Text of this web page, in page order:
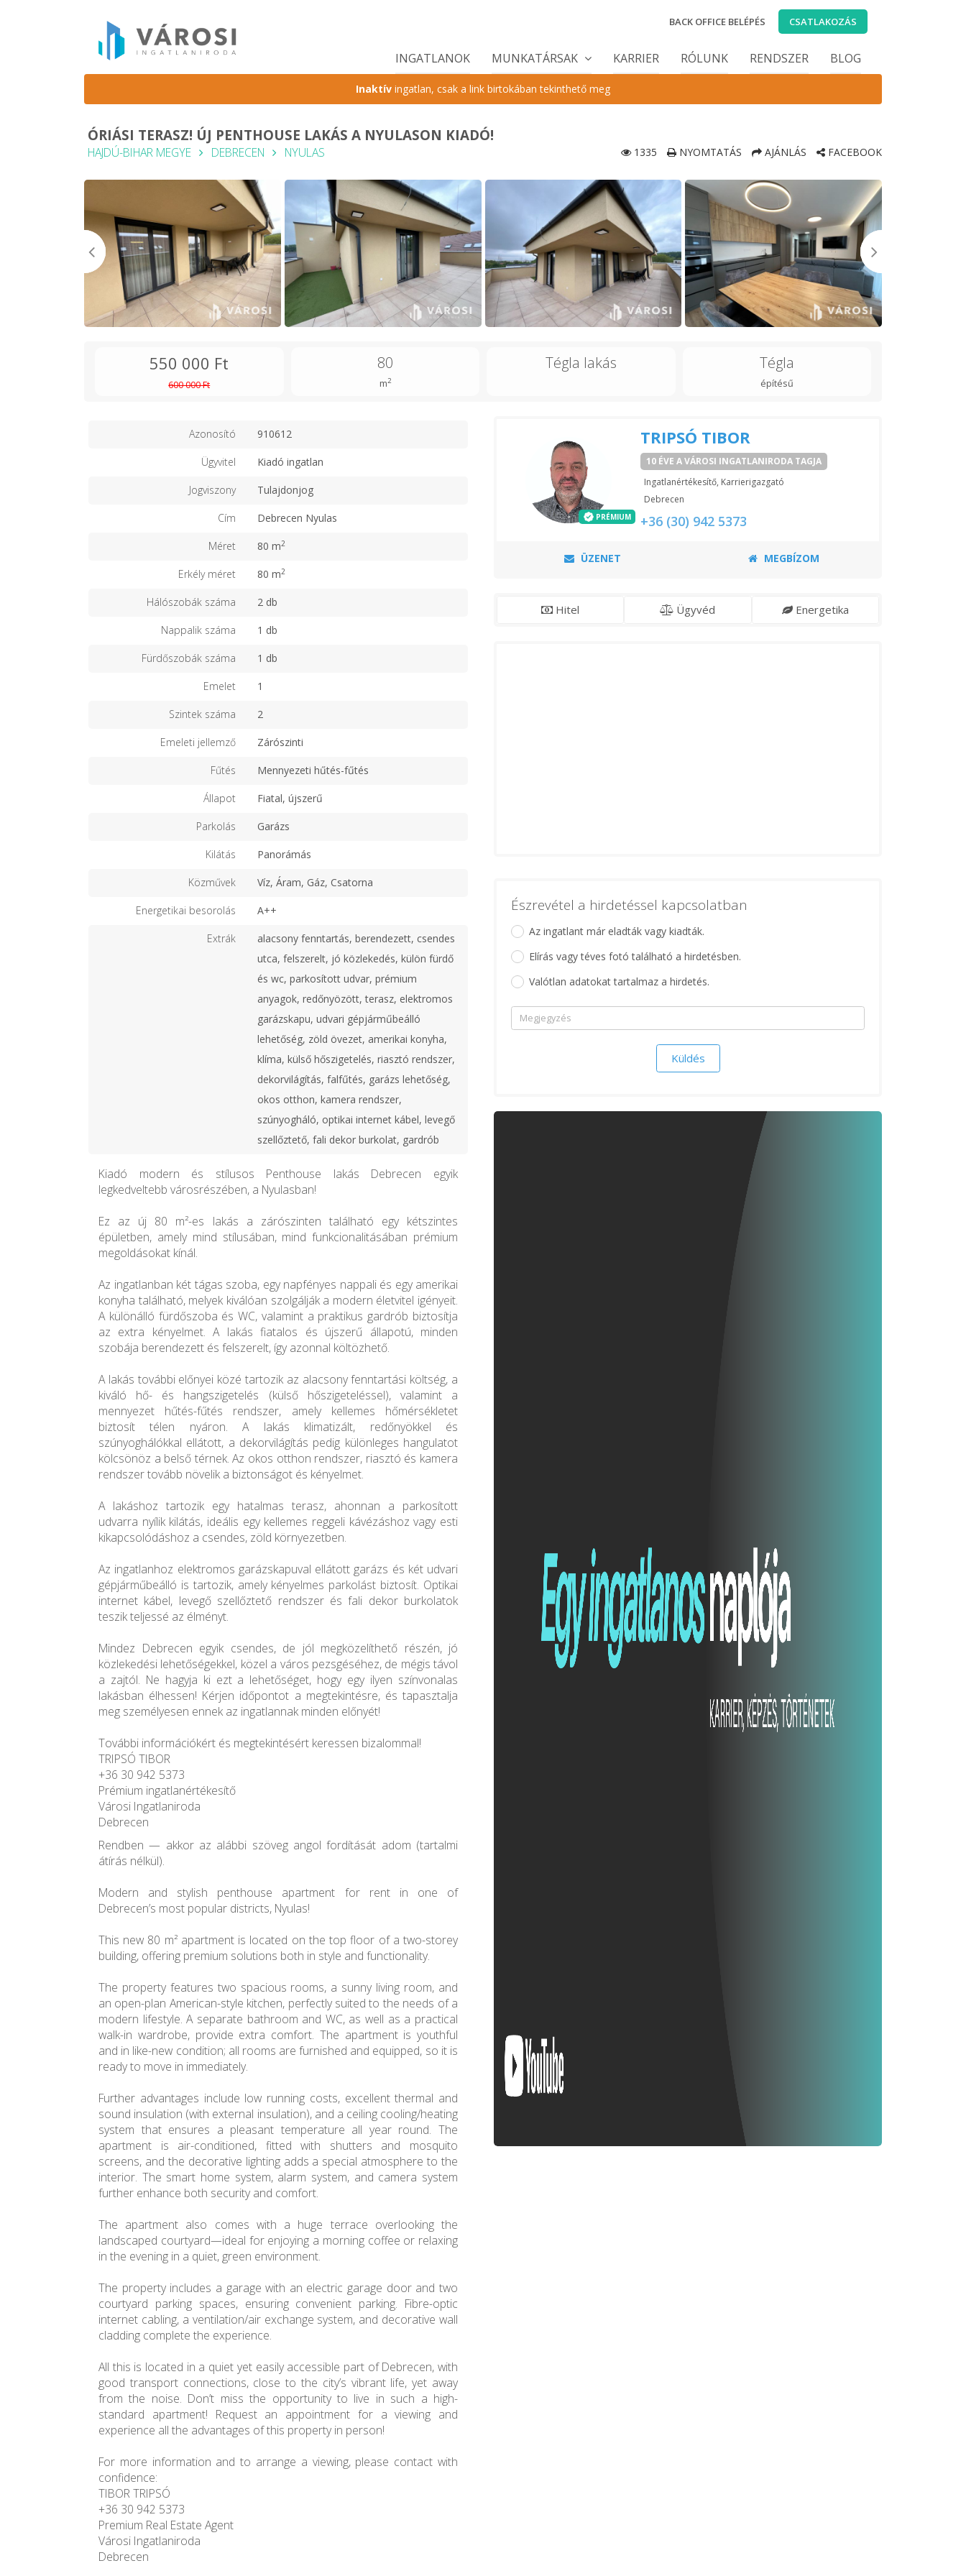
BACK OFFICE BELÉPÉS CSATLAKOZÁS
INGATLANOK MUNKATÁRSAK KARRIER RÓLUNK RENDSZER BLOG
Inaktív ingatlan, csak a link birtokában tekinthető meg
ÓRIÁSI TERASZ! ÚJ PENTHOUSE LAKÁS A NYULASON KIADÓ!
HAJDÚ-BIHAR MEGYE DEBRECEN NYULAS 1335 NYOMTATÁS AJÁNLÁS FACEBOOK
550 000 Ft
600 000 Ft
80
m2
Tégla lakás Tégla
építésű
Azonosító 910612
Ügyvitel Kiadó ingatlan
Jogviszony Tulajdonjog
Cím Debrecen Nyulas
Méret 80 m2
Erkély méret 80 m2
Hálószobák száma 2 db
Nappalik száma 1 db
Fürdőszobák száma 1 db
Emelet 1
Szintek száma 2
Emeleti jellemző Zárószinti
Fűtés Mennyezeti hűtés-fűtés
Állapot Fiatal, újszerű
Parkolás Garázs
Kilátás Panorámás
Közművek Víz, Áram, Gáz, Csatorna
Energetikai besorolás A++
Extrák
alacsony fenntartás, berendezett, csendes
utca, felszerelt, jó közlekedés, külön fürdő
és wc, parkosított udvar, prémium
anyagok, redőnyözött, terasz, elektromos
garázskapu, udvari gépjárműbeálló
lehetőség, zöld övezet, amerikai konyha,
klíma, külső hőszigetelés, riasztó rendszer,
dekorvilágítás, falfűtés, garázs lehetőség,
okos otthon, kamera rendszer,
szúnyogháló, optikai internet kábel, levegő
szellőztető, fali dekor burkolat, gardrób
Kiadó modern és stílusos Penthouse lakás Debrecen egyik
legkedveltebb városrészében, a Nyulasban!
Ez az új 80 m²-es lakás a zárószinten található egy kétszintes
épületben, amely mind stílusában, mind funkcionalitásában prémium
megoldásokat kínál.
Az ingatlanban két tágas szoba, egy napfényes nappali és egy amerikai
konyha található, melyek kiválóan szolgálják a modern életvitel igényeit.
A különálló fürdőszoba és WC, valamint a praktikus gardrób biztosítja
az extra kényelmet. A lakás fiatalos és újszerű állapotú, minden
szobája berendezett és felszerelt, így azonnal költözhető.
A lakás további előnyei közé tartozik az alacsony fenntartási költség, a
kiváló hő- és hangszigetelés (külső hőszigeteléssel), valamint a
mennyezet hűtés-fűtés rendszer, amely kellemes hőmérsékletet
biztosít télen nyáron. A lakás klimatizált, redőnyökkel és
szúnyoghálókkal ellátott, a dekorvilágítás pedig különleges hangulatot
kölcsönöz a belső térnek. Az okos otthon rendszer, riasztó és kamera
rendszer tovább növelik a biztonságot és kényelmet.
A lakáshoz tartozik egy hatalmas terasz, ahonnan a parkosított
udvarra nyílik kilátás, ideális egy kellemes reggeli kávézáshoz vagy esti
kikapcsolódáshoz a csendes, zöld környezetben.
Az ingatlanhoz elektromos garázskapuval ellátott garázs és két udvari
gépjárműbeálló is tartozik, amely kényelmes parkolást biztosít. Optikai
internet kábel, levegő szellőztető rendszer és fali dekor burkolatok
teszik teljessé az élményt.
Mindez Debrecen egyik csendes, de jól megközelíthető részén, jó
közlekedési lehetőségekkel, közel a város pezsgéséhez, de mégis távol
a zajtól. Ne hagyja ki ezt a lehetőséget, hogy egy ilyen színvonalas
lakásban élhessen! Kérjen időpontot a megtekintésre, és tapasztalja
meg személyesen ennek az ingatlannak minden előnyét!
További információkért és megtekintésért keressen bizalommal!
TRIPSÓ TIBOR
+36 30 942 5373
Prémium ingatlanértékesítő
Városi Ingatlaniroda
Debrecen
Rendben — akkor az alábbi szöveg angol fordítását adom (tartalmi
átírás nélkül).
Modern and stylish penthouse apartment for rent in one of
Debrecen’s most popular districts, Nyulas!
This new 80 m² apartment is located on the top floor of a two-storey
building, offering premium solutions both in style and functionality.
The property features two spacious rooms, a sunny living room, and
an open-plan American-style kitchen, perfectly suited to the needs of a
modern lifestyle. A separate bathroom and WC, as well as a practical
walk-in wardrobe, provide extra comfort. The apartment is youthful
and in like-new condition; all rooms are furnished and equipped, so it is
ready to move in immediately.
Further advantages include low running costs, excellent thermal and
sound insulation (with external insulation), and a ceiling cooling/heating
system that ensures a pleasant temperature all year round. The
apartment is air-conditioned, fitted with shutters and mosquito
screens, and the decorative lighting adds a special atmosphere to the
interior. The smart home system, alarm system, and camera system
further enhance both security and comfort.
The apartment also comes with a huge terrace overlooking the
landscaped courtyard—ideal for enjoying a morning coffee or relaxing
in the evening in a quiet, green environment.
The property includes a garage with an electric garage door and two
courtyard parking spaces, ensuring convenient parking. Fibre-optic
internet cabling, a ventilation/air exchange system, and decorative wall
cladding complete the experience.
All this is located in a quiet yet easily accessible part of Debrecen, with
good transport connections, close to the city’s vibrant life, yet away
from the noise. Don’t miss the opportunity to live in such a high-
standard apartment! Request an appointment for a viewing and
experience all the advantages of this property in person!
For more information and to arrange a viewing, please contact with
confidence:
TIBOR TRIPSÓ
+36 30 942 5373
Premium Real Estate Agent
Városi Ingatlaniroda
Debrecen
PRÉMIUM
TRIPSÓ TIBOR
10 ÉVE A VÁROSI INGATLANIRODA TAGJA
Ingatlanértékesítő, Karrierigazgató
Debrecen
+36 (30) 942 5373
ÜZENET MEGBÍZOM
Hitel Ügyvéd Energetika
Észrevétel a hirdetéssel kapcsolatban
Az ingatlant már eladták vagy kiadták.
Elírás vagy téves fotó található a hirdetésben.
Valótlan adatokat tartalmaz a hirdetés.